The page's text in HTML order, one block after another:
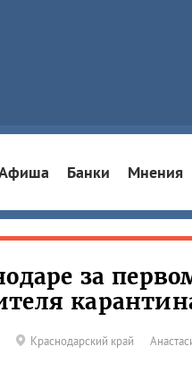
Банки Мнения
за
Краснодарский край